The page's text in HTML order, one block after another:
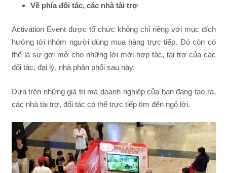
Về phía đối tác, các nhà tài trợ
Activation Event được tổ chức không chỉ riêng với mục đích
hướng tới nhóm người dùng mua hàng trực tiếp. Đó còn có
thể là sự gợi mở cho những lời mời hợp tác, tài trợ của các
đối tác, đại lý, nhà phân phối sau này.
Dựa trên những giá trị mà doanh nghiệp của bạn đang tạo ra,
các nhà tài trợ, đối tác có thể trực tiếp tìm đến ngỏ lời.